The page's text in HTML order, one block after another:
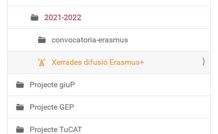
2021-2022
convocatoria-erasmus
Xerrades difusió Erasmus+
Projecte giuP
Projecte GEP
Projecte TuCAT